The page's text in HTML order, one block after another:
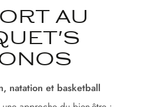
AU
natation et basketball